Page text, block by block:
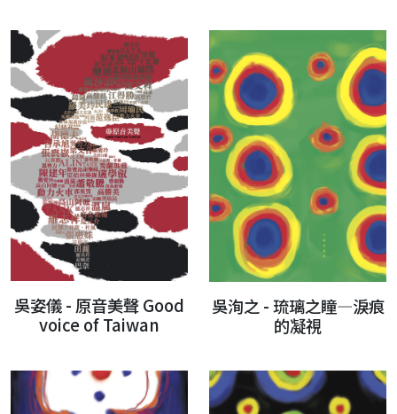
吳姿儀 - 原音美聲 Good
voice of Taiwan
吳洵之 - 琉璃之瞳—淚痕
的凝視